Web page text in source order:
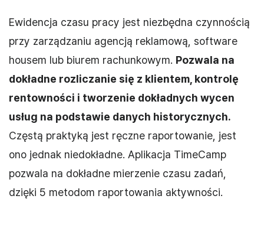
Ewidencja czasu pracy jest niezbędna czynnością
przy zarządzaniu agencją reklamową, software
housem lub biurem rachunkowym. Pozwala na
dokładne rozliczanie się z klientem, kontrolę
rentowności i tworzenie dokładnych wycen
usług na podstawie danych historycznych.
Częstą praktyką jest ręczne raportowanie, jest
ono jednak niedokładne. Aplikacja TimeCamp
pozwala na dokładne mierzenie czasu zadań,
dzięki 5 metodom raportowania aktywności.